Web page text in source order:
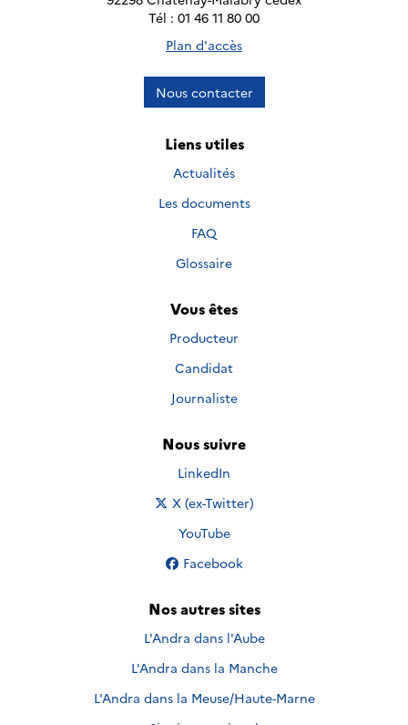
Tél : 01 46 11 80 00
Plan d'accès
Nous contacter
Liens utiles
Actualités
Les documents
FAQ
Glossaire
Vous êtes
Producteur
Candidat
Journaliste
Nous suivre
Nous suivre sur
LinkedIn
Nous suivre sur
X (ex-Twitter)
Nous suivre sur
YouTube
Nous suivre sur
Facebook
Nos autres sites
L'Andra dans l'Aube
L'Andra dans la Manche
L'Andra dans la Meuse/Haute-Marne